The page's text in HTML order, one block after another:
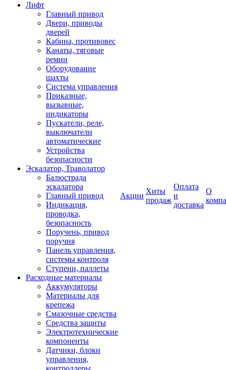
Лифт
Главный привод
Двери, приводы
дверей
Кабина, противовес
Канаты, тяговые
ремни
Оборудование
шахты
Система управления
Приказные,
вызывные,
индикаторы
Пускатели, реле,
выключатели
автоматические
Устройства
безопасности
Эскалатор, Траволатор
Балюстрада
эскалатора
Главный привод
Индикация,
проводка,
безопасность
Поручень, привод
поручня
Панель управления,
системы контроля
Ступени, паллеты
Расходные материалы
Аккумуляторы
Материалы для
крепежа
Смазочные средства
Средства защиты
Электротехнические
компоненты
Датчики, блоки
управления,
контроллеры
Акции
Хиты
продаж
Оплата
и
доставка
О